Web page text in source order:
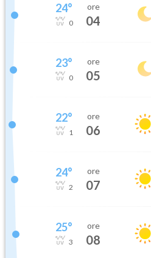
24°
0
ore
04
23°
0
ore
05
22°
1
ore
06
24°
2
ore
07
25°
3
ore
08